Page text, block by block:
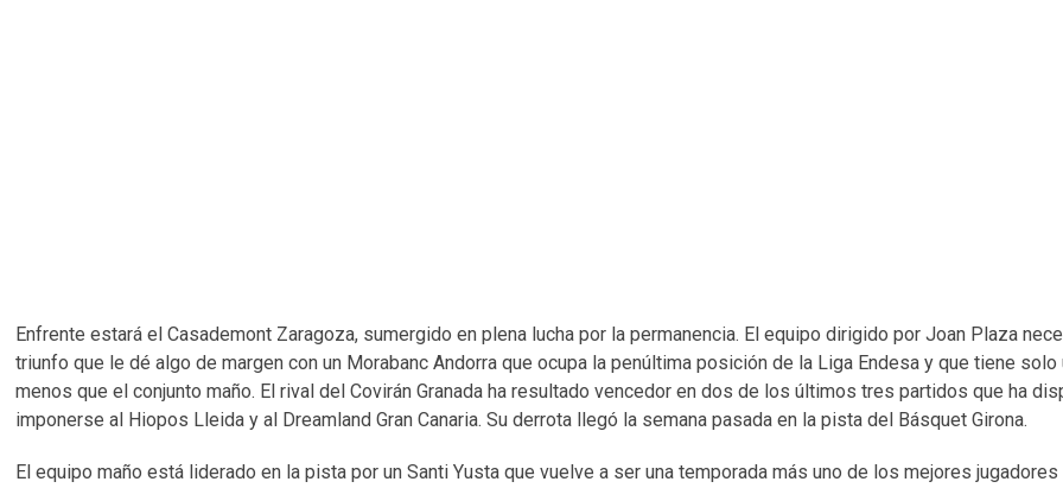
Enfrente estará el Casademont Zaragoza, sumergido en plena lucha por la permanencia. El equipo dirigido por Joan Plaza
triunfo que le dé algo de margen con un Morabanc Andorra que ocupa la penúltima posición de la Liga Endesa y que tiene solo
menos que el conjunto maño. El rival del Covirán Granada ha resultado vencedor en dos de los últimos tres partidos que ha
imponerse al Hiopos Lleida y al Dreamland Gran Canaria. Su derrota llegó la semana pasada en la pista del Básquet Girona.
El equipo maño está liderado en la pista por un Santi Yusta que vuelve a ser una temporada más uno de los mejores